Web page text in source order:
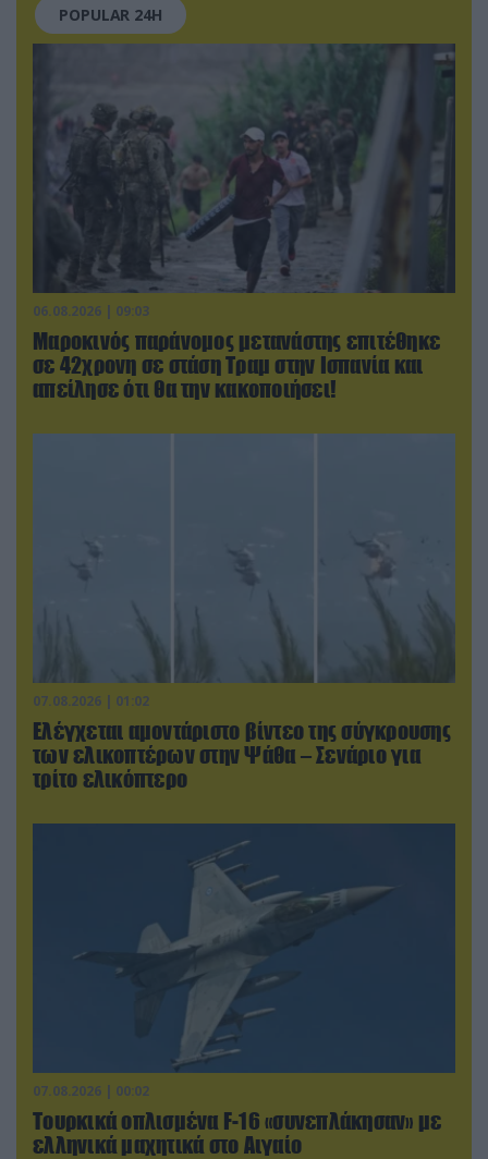
POPULAR 24H
06.08.2026 | 09:03
Μαροκινός παράνομος μετανάστης επιτέθηκε
σε 42χρονη σε στάση Τραμ στην Ισπανία και
απείλησε ότι θα την κακοποιήσει!
07.08.2026 | 01:02
Ελέγχεται αμοντάριστο βίντεο της σύγκρουσης
των ελικοπτέρων στην Ψάθα – Σενάριο για
τρίτο ελικόπτερο
07.08.2026 | 00:02
Τουρκικά οπλισμένα F-16 «συνεπλάκησαν» με
ελληνικά μαχητικά στο Αιγαίο